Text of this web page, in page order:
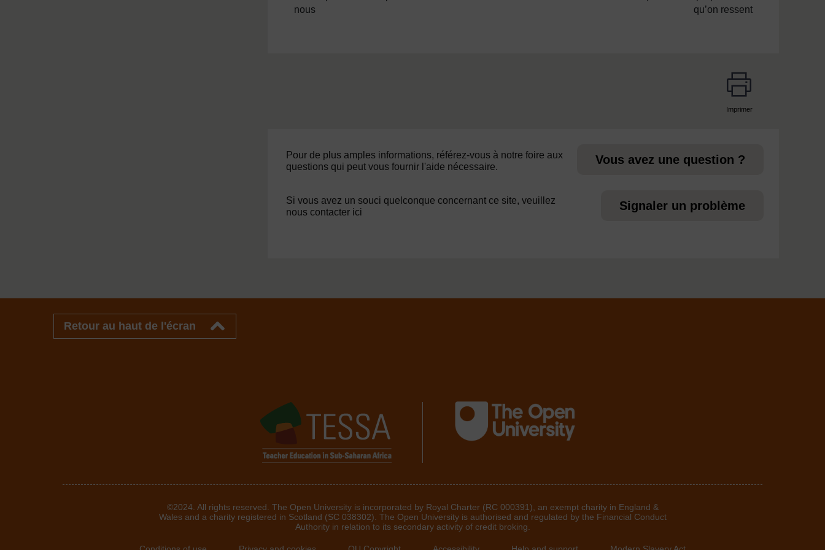
nous
qu’on ressent
Imprimer
Pour de plus amples informations, référez-vous à notre foire aux
questions qui peut vous fournir l'aide nécessaire.
Vous avez une question ?
Si vous avez un souci quelconque concernant ce site, veuillez
nous contacter ici
Signaler un problème
Retour au haut de l'écran
©2024. All rights reserved. The Open University is incorporated by Royal Charter (RC 000391), an exempt charity in England &
Wales and a charity registered in Scotland (SC 038302). The Open University is authorised and regulated by the Financial Conduct
Authority in relation to its secondary activity of credit broking.